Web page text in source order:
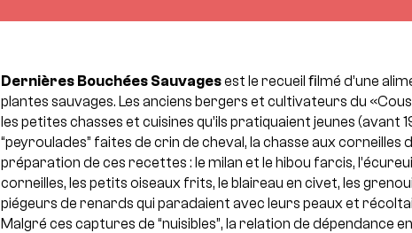
Dernières Bouchées Sauvagesest le recueil ﬁlmé d’une
plantes sauvages. Les anciens bergers et cultivateurs du
les petites chasses et cuisines qu’ils pratiquaient jeunes (avant
“peyroulades” faites de crin de cheval, la chasse aux
préparation de ces recettes : le milan et le hibou farcis,
corneilles, les petits oiseaux frits, le blaireau en civet, les
piégeurs de renards qui paradaient avec leurs peaux et
Malgré ces captures de “nuisibles”, la relation de dépendance